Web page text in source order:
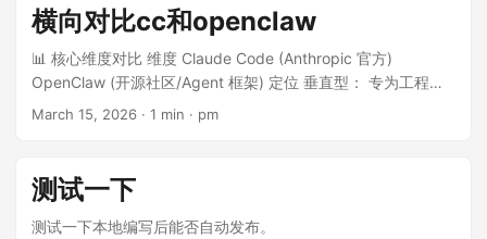
cloudflare pages托管网站，再也不需要去关心底层的各种配置
问题了。 本地配置好了obsidian仓库，先试试发布效果。
┌─────────────┐ ┌─────────────┐
┌─────────────┐ ┌─────────────┐ │ Obsidian
│────▶│ Obsidian │────▶│ GitHub │────▶│
Cloudflare │ │ 编辑文章 │ │ Git │ │ 仓库 │ │ Pages │ │ │ │
└─────────────┘ └─────────────┘
└─────────────┘ └─────────────┘ │ │ │ │ │ │
│ ▼ │ │ │ ┌─────────────┐ │ │ │ │ 网站上线 │ │ │ │
横向对比cc和openclaw
📊 核心维度对比 维度 Claude Code (Anthropic 官方)
OpenClaw (开源社区/Agent 框架) 定位 垂直型： 专为工程开
发设计的 CLI 代理。 通用型： 能够连接万物的自主 Agent 平
入 Git、构建工具、测试框架。 通讯软件： 通过
Telegram/Discord/Slack 指挥。 安全性 高： 官方沙箱、SOC
2 合规、最小权限原则。 一般： 灵活性高但风险大，需自行配
March 15, 2026 · 1 min · pm
测试一下
测试一下本地编写后能否自动发布。